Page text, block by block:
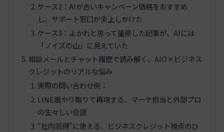
ケース2：AIが古いキャンペーン価格をおすすめ
し、サポート窓口が炎上しかけた
ケース3：よかれと思って量産した記事が、AIには
「ノイズの山」に見えていた
相談メールとチャット履歴で読み解く、AIO×ビジネス
クレジットのリアルな悩み
実際の問い合わせ例：
LINE風やり取りで再現する、マーケ担当と外部プロ
の生々しい会話
“社内説得”に使える、ビジネスクレジット視点のひ